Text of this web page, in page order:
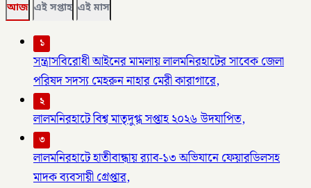
আজ এই সপ্তাহ এই মাস
১
সন্ত্রাসবিরোধী আইনের মামলায় লালমনিরহাটের সাবেক জেলা
পরিষদ সদস্য মেহরুন নাহার মেরী কারাগারে,
২
লালমনিরহাটে বিশ্ব মাতৃদুগ্ধ সপ্তাহ ২০২৬ উদযাপিত,
৩
লালমনিরহাটে হাতীবান্ধায় র‌্যাব-১৩ অভিযানে ফেয়ারডিলসহ
মাদক ব্যবসায়ী গ্রেপ্তার,